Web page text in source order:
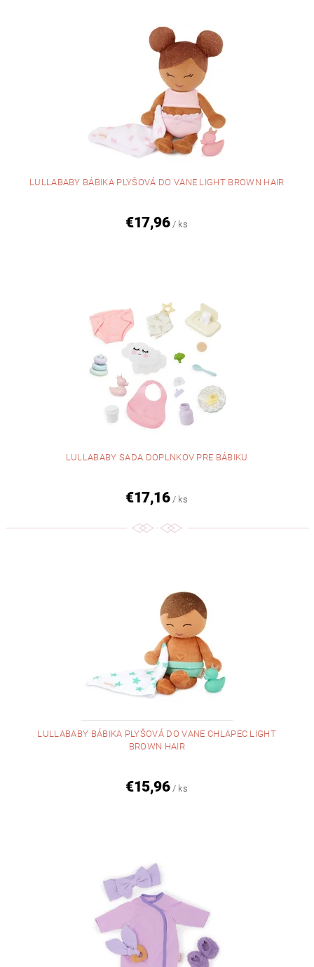
LULLABABY BÁBIKA PLYŠOVÁ DO VANE LIGHT BROWN HAIR
€17,96 / ks
LULLABABY SADA DOPLNKOV PRE BÁBIKU
€17,16 / ks
LULLABABY BÁBIKA PLYŠOVÁ DO VANE CHLAPEC LIGHT
BROWN HAIR
€15,96 / ks